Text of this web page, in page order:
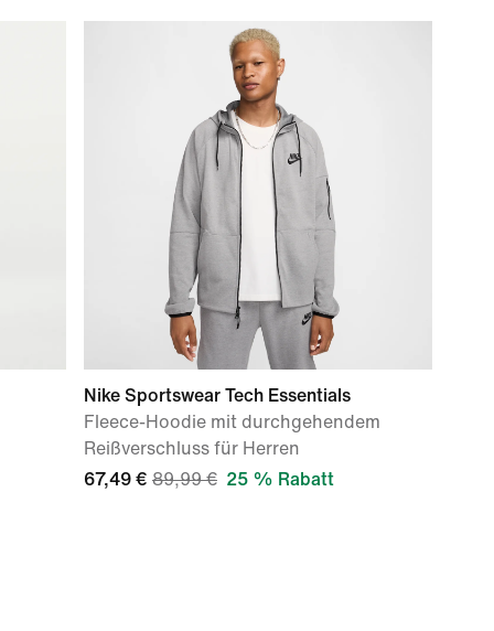
Nike Sportswear Tech Essentials
Fleece-Hoodie mit durchgehendem
Reißverschluss für Herren
67,49 € 89,99 € 25 % Rabatt